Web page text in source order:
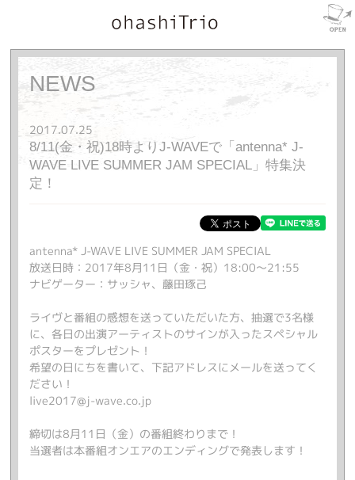
NEWS
2017.07.25
8/11(金・祝)18時よりJ-WAVEで「antenna* J-
WAVE LIVE SUMMER JAM SPECIAL」特集決
定！
antenna* J-WAVE LIVE SUMMER JAM SPECIAL
放送日時：2017年8月11日（金・祝）18:00～21:55
ナビゲーター：サッシャ、藤田琢己
ライヴと番組の感想を送っていただいた方、抽選で3名様
に、各日の出演アーティストのサインが入ったスペシャル
ポスターをプレゼント！
希望の日にちを書いて、下記アドレスにメールを送ってく
ださい！
live2017@j-wave.co.jp
締切は8月11日（金）の番組終わりまで！
当選者は本番組オンエアのエンディングで発表します！